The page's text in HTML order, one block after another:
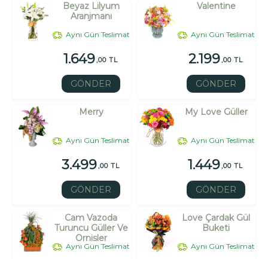
Beyaz Lilyum
Aranjmanı
Aynı Gün Teslimat
1.649,00 TL
GÖNDER
Valentine
Aynı Gün Teslimat
2.199,00 TL
GÖNDER
Merry
Aynı Gün Teslimat
3.499,00 TL
GÖNDER
My Love Güller
Aynı Gün Teslimat
1.449,00 TL
GÖNDER
Cam Vazoda
Turuncu Güller Ve
Ornisler
Aynı Gün Teslimat
Love Çardak Gül
Buketi
Aynı Gün Teslimat